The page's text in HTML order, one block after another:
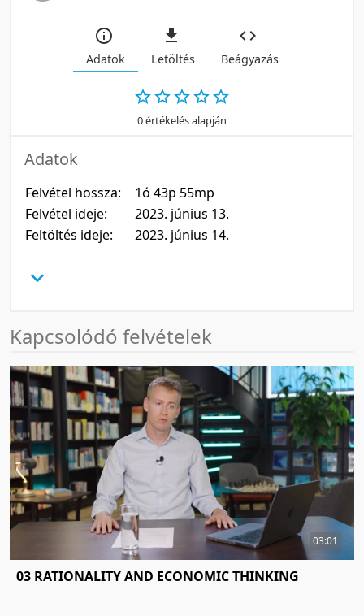
Adatok Letöltés Beágyazás
0 értékelés alapján
Adatok
Felvétel hossza:
1ó 43p 55mp
Felvétel ideje:
2023. június 13.
Feltöltés ideje:
2023. június 14.
Kapcsolódó felvételek
03:01
03 RATIONALITY AND ECONOMIC THINKING